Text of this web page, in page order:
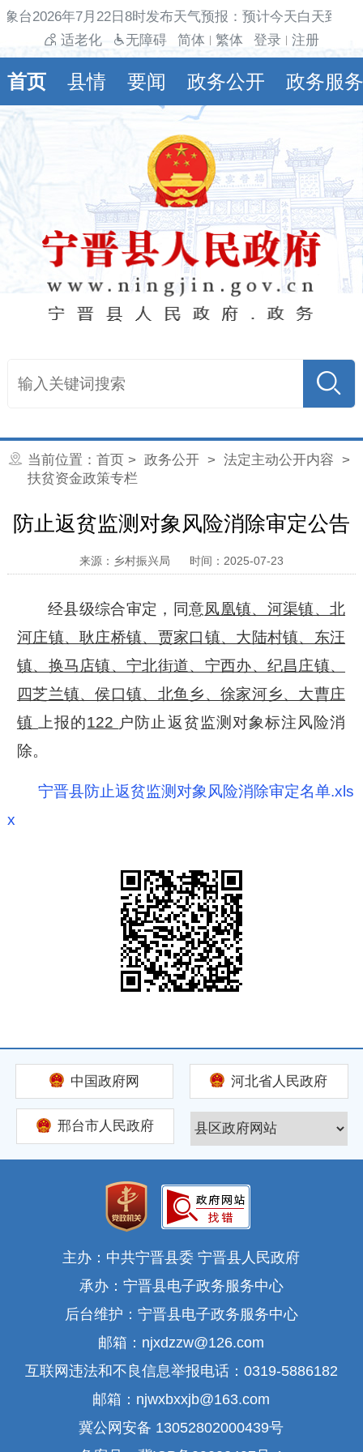
台2026年7月22日8时发布天气预报：预计今天白天到
适老化
无障碍 简体 繁体 登录 注册
首页 县情 要闻 政务公开 政务服务
当前位置： 首页 > 政务公开> 法定主动公开内容 >
扶贫资金政策专栏
防止返贫监测对象风险消除审定公告
来源：乡村振兴局 时间：2025-07-23
经县级综合审定，同意凤凰镇、河渠镇、北
河庄镇、耿庄桥镇、贾家口镇、大陆村镇、东汪
镇、换马店镇、宁北街道、宁西办、纪昌庄镇、
四芝兰镇、侯口镇、北鱼乡、徐家河乡、大曹庄
镇
上报的122 户防止返贫监测对象标注风险消
除。
宁晋县防止返贫监测对象风险消除审定名单.xls
x
中国政府网 河北省人民政府
邢台市人民政府
主办：中共宁晋县委 宁晋县人民政府
承办：宁晋县电子政务服务中心
后台维护：宁晋县电子政务服务中心
邮箱：njxdzzw@126.com
互联网违法和不良信息举报电话：0319-5886182
邮箱：njwxbxxjb@163.com
冀公网安备 13052802000439号